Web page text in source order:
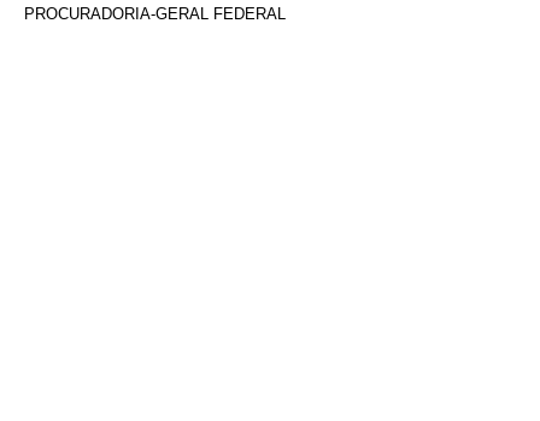
PROCURADORIA-GERAL FEDERAL